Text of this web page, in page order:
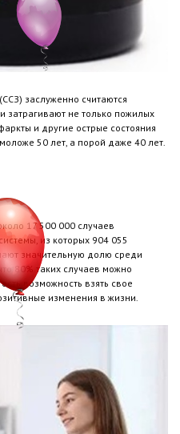
заслуженно считаются
затрагивают не только пожилых
и другие острые состояния
50 лет, а порой даже 40 лет.
17 500 000 случаев
из которых 904 055
значительную долю среди
80% таких случаев можно
возможность взять свое
изменения в жизни.